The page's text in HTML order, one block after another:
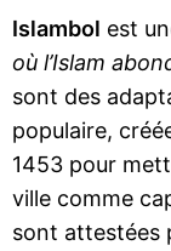
Islambol est
où l’Islam
sont des
populaire,
1453 pour
ville comme
sont attestées